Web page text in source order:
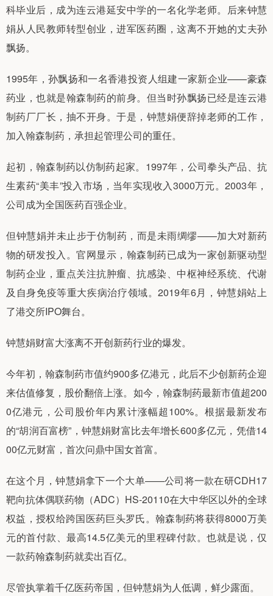
科毕业后，成为连云港延安中学的一名化学老师。后来钟慧
娟从人民教师转型创业，进军医药圈，这离不开她的丈夫孙
飘扬。
1995年，孙飘扬和一名香港投资人组建一家新企业——豪森
药业，也就是翰森制药的前身。但当时孙飘扬已经是连云港
制药厂厂长，抽不开身。于是，钟慧娟便辞掉老师的工作，
加入翰森制药，承担起管理公司的重任。
起初，翰森制药以仿制药起家。1997年，公司拳头产品、抗
生素药“美丰”投入市场，当年实现收入3000万元。2003年，
公司成为全国医药百强企业。
但钟慧娟并未止步于仿制药，而是未雨绸缪——加大对新药
物的研发投入。官网显示，翰森制药已成为一家创新驱动型
制药企业，重点关注抗肿瘤、抗感染、中枢神经系统、代谢
及自身免疫等重大疾病治疗领域。2019年6月，钟慧娟站上
了港交所IPO舞台。
钟慧娟财富大涨离不开创新药行业的爆发。
今年初，翰森制药市值约900多亿港元，此后不少创新药企迎
来估值修复，股价翻倍上涨。如今，翰森制药最新市值超200
0亿港元，公司股价年内累计涨幅超100%。根据最新发布
的“胡润百富榜”，钟慧娟财富比去年增长600多亿元，凭借14
00亿元财富，首次问鼎中国女首富。
在这个月，钟慧娟拿下一个大单——公司将一款在研CDH17
靶向抗体偶联药物（ADC）HS-20110在大中华区以外的全球
权益，授权给跨国医药巨头罗氏。翰森制药将获得8000万美
元的首付款、最高14.5亿美元的里程碑付款。也就是说，仅
一款药翰森制药就卖出百亿。
尽管执掌着千亿医药帝国，但钟慧娟为人低调，鲜少露面。